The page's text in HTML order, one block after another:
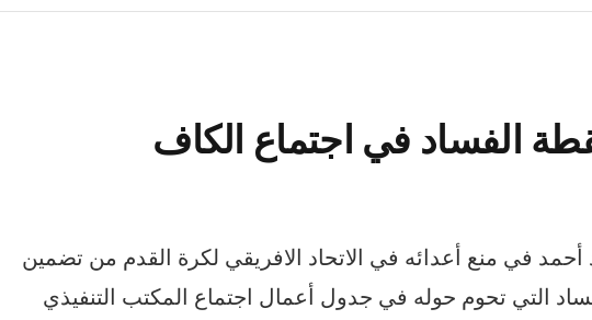
الفساد في اجتماع الكاف
في منع أعدائه في الاتحاد الافريقي لكرة القدم من تضمين
التي تحوم حوله في جدول أعمال اجتماع المكتب التنفيذي